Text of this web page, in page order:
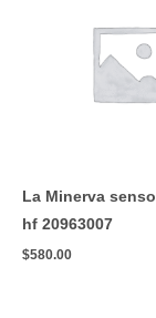
La Minerva
hf 20963007
$580.00